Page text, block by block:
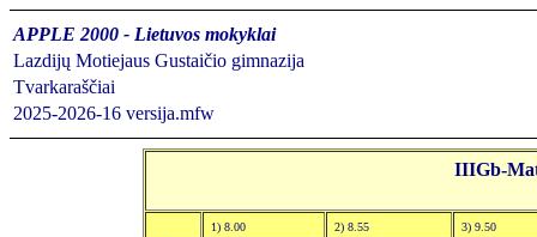
APPLE 2000 - Lietuvos mokyklai
Lazdijų Motiejaus Gustaičio gimnazija
Tvarkaraščiai
2025-2026-16 versija.mfw
IIIGb-
1) 8.00 2) 8.55 3) 9.50